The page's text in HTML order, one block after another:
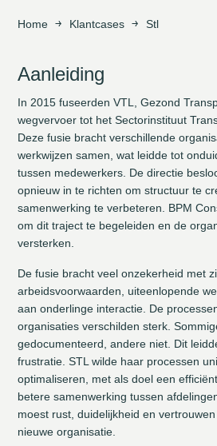
Home Klantcases Stl
Aanleiding
In 2015 fuseerden VTL, Gezond
wegvervoer tot het Sectorinstituut
Deze fusie bracht verschillende
werkwijzen samen, wat leidde tot
tussen medewerkers. De directie
opnieuw in te richten om structuur te
samenwerking te verbeteren. BPM
om dit traject te begeleiden en de
versterken.
De fusie bracht veel onzekerheid met
arbeidsvoorwaarden, uiteenlopende
aan onderlinge interactie. De
organisaties verschilden sterk.
gedocumenteerd, andere niet. Dit
frustratie. STL wilde haar processen
optimaliseren, met als doel een
betere samenwerking tussen
moest rust, duidelijkheid en
nieuwe organisatie.